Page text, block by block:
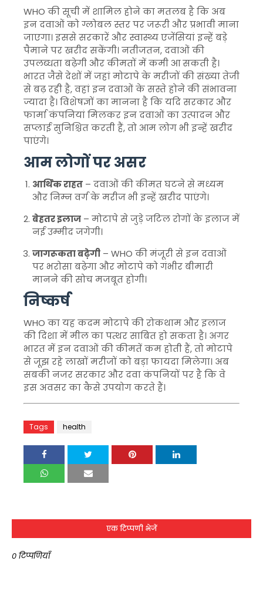
WHO की सूची में शामिल होने का मतलब है कि अब
इन दवाओं को ग्लोबल स्तर पर जरूरी और प्रभावी माना
जाएगा। इससे सरकारें और स्वास्थ्य एजेंसियां इन्हें बड़े
पैमाने पर खरीद सकेंगी। नतीजतन, दवाओं की
उपलब्धता बढ़ेगी और कीमतों में कमी आ सकती है।
भारत जैसे देशों में जहां मोटापे के मरीजों की संख्या तेजी
से बढ़ रही है, वहां इन दवाओं के सस्ते होने की संभावना
ज्यादा है। विशेषज्ञों का मानना है कि यदि सरकार और
फार्मा कंपनियां मिलकर इन दवाओं का उत्पादन और
सप्लाई सुनिश्चित करती हैं, तो आम लोग भी इन्हें खरीद
पाएंगे।
आम लोगों पर असर
आर्थिक राहत – दवाओं की कीमत घटने से मध्यम
और निम्न वर्ग के मरीज भी इन्हें खरीद पाएंगे।
बेहतर इलाज – मोटापे से जुड़े जटिल रोगों के इलाज में
नई उम्मीद जगेगी।
जागरूकता बढ़ेगी – WHO की मंजूरी से इन दवाओं
पर भरोसा बढ़ेगा और मोटापे को गंभीर बीमारी
मानने की सोच मजबूत होगी।
निष्कर्ष
WHO का यह कदम मोटापे की रोकथाम और इलाज
की दिशा में मील का पत्थर साबित हो सकता है। अगर
भारत में इन दवाओं की कीमतें कम होती हैं, तो मोटापे
से जूझ रहे लाखों मरीजों को बड़ा फायदा मिलेगा। अब
सबकी नजर सरकार और दवा कंपनियों पर है कि वे
इस अवसर का कैसे उपयोग करते हैं।
Tags health
एक टिप्पणी भेजें
0 टिप्पणियाँ